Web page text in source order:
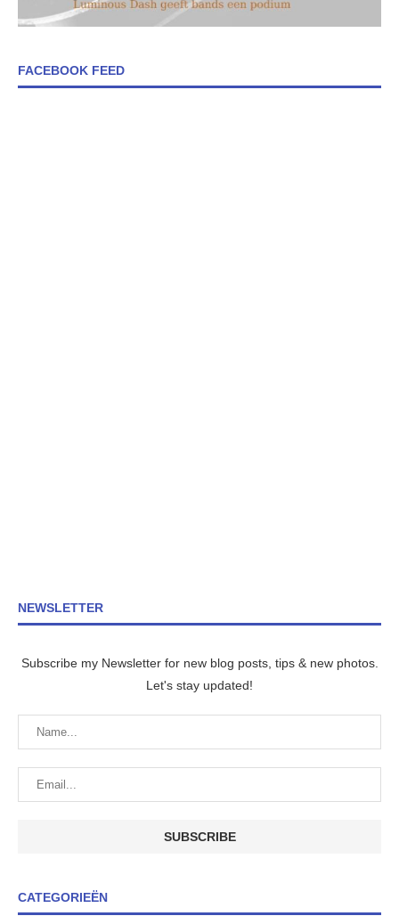
FACEBOOK FEED
NEWSLETTER
Subscribe my Newsletter for new blog posts, tips & new photos.
Let's stay updated!
CATEGORIEËN